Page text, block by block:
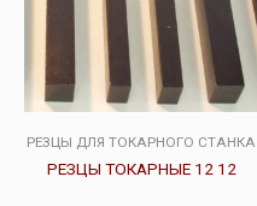
РЕЗЦЫ ДЛЯ ТОКАРНОГО СТАНКА
РЕЗЦЫ ТОКАРНЫЕ 12 12